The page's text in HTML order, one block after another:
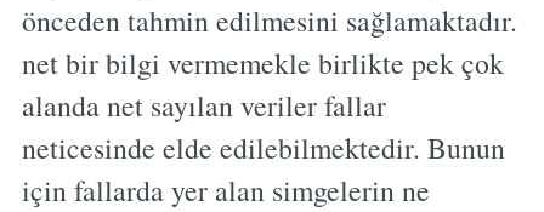
önceden tahmin edilmesini sağlamaktadır.
net bir bilgi vermemekle birlikte pek çok
alanda net sayılan veriler fallar
neticesinde elde edilebilmektedir. Bunun
için fallarda yer alan simgelerin ne